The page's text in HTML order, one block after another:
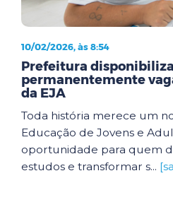
10/02/2026, às 8:54
Prefeitura disponibiliza
permanentemente
da EJA
Toda história merece um
Educação de Jovens e
oportunidade para quem
estudos e transformar s...